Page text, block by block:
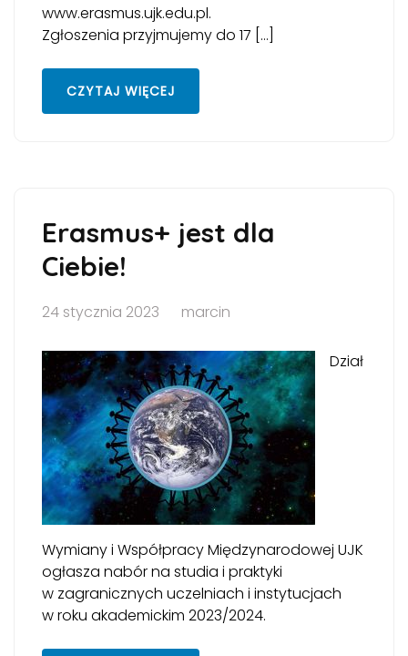
www.erasmus.ujk.edu.pl.
Zgłoszenia przyjmujemy do 17 […]
CZYTAJ WIĘCEJ
Erasmus+ jest dla
Ciebie!
24 stycznia 2023 marcin
Dział
Wymiany i Współpracy Międzynarodowej UJK
ogłasza nabór na studia i praktyki
w zagranicznych uczelniach i instytucjach
w roku akademickim 2023/2024.